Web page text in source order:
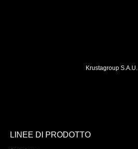
Krustagroup S.A.U.
LINEE DI PRODOTTO